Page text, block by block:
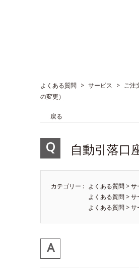
よくある質問 > サービス > ご注
の変更）
戻る
自動引落口
カテゴリー : よくある質問 >サ
よくある質問 >サ
よくある質問 >サ